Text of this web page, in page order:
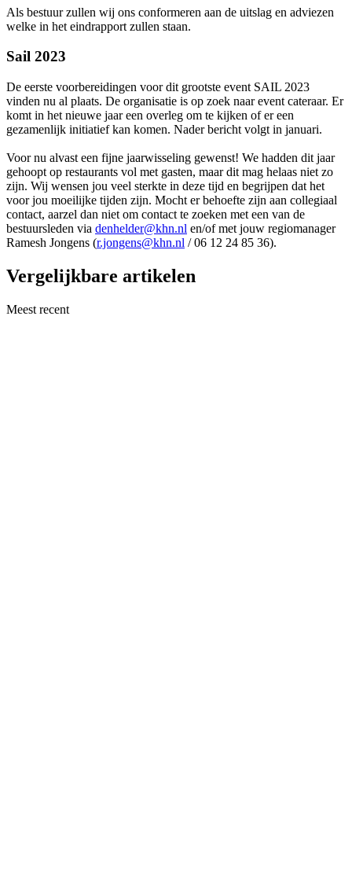
Als bestuur zullen wij ons conformeren aan de uitslag en adviezen
welke in het eindrapport zullen staan.
Sail 2023
De eerste voorbereidingen voor dit grootste event SAIL 2023
vinden nu al plaats. De organisatie is op zoek naar event cateraar. Er
komt in het nieuwe jaar een overleg om te kijken of er een
gezamenlijk initiatief kan komen. Nader bericht volgt in januari.
Voor nu alvast een fijne jaarwisseling gewenst! We hadden dit jaar
gehoopt op restaurants vol met gasten, maar dit mag helaas niet zo
zijn. Wij wensen jou veel sterkte in deze tijd en begrijpen dat het
voor jou moeilijke tijden zijn. Mocht er behoefte zijn aan collegiaal
contact, aarzel dan niet om contact te zoeken met een van de
bestuursleden via denhelder@khn.nl en/of met jouw regiomanager
Ramesh Jongens (r.jongens@khn.nl / 06 12 24 85 36).
Vergelijkbare artikelen
Meest recent